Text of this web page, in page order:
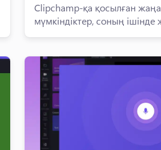
Clipchamp-қа қосылған
мүмкіндіктер, соның ішінде